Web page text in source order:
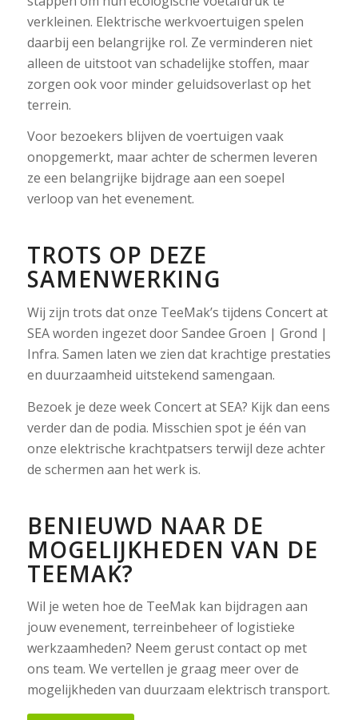
verkleinen. Elektrische werkvoertuigen spelen
daarbij een belangrijke rol. Ze verminderen niet
alleen de uitstoot van schadelijke stoffen, maar
zorgen ook voor minder geluidsoverlast op het
terrein.
Voor bezoekers blijven de voertuigen vaak
onopgemerkt, maar achter de schermen leveren
ze een belangrijke bijdrage aan een soepel
verloop van het evenement.
TROTS OP DEZE
SAMENWERKING
Wij zijn trots dat onze TeeMak’s tijdens Concert at
SEA worden ingezet door Sandee Groen | Grond |
Infra. Samen laten we zien dat krachtige prestaties
en duurzaamheid uitstekend samengaan.
Bezoek je deze week Concert at SEA? Kijk dan eens
verder dan de podia. Misschien spot je één van
onze elektrische krachtpatsers terwijl deze achter
de schermen aan het werk is.
BENIEUWD NAAR DE
MOGELIJKHEDEN VAN DE
TEEMAK?
Wil je weten hoe de TeeMak kan bijdragen aan
jouw evenement, terreinbeheer of logistieke
werkzaamheden? Neem gerust contact op met
ons team. We vertellen je graag meer over de
mogelijkheden van duurzaam elektrisch transport.